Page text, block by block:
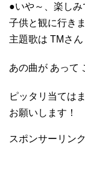
●いや～、楽しみ
子供と観に行き
主題歌は TMさ
あの曲が あって
ピッタリ当ては
お願いします！
スポンサーリンク